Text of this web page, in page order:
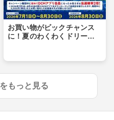
お買い物がビックチャンス
に！夏のわくわくドリーム
もっと見る